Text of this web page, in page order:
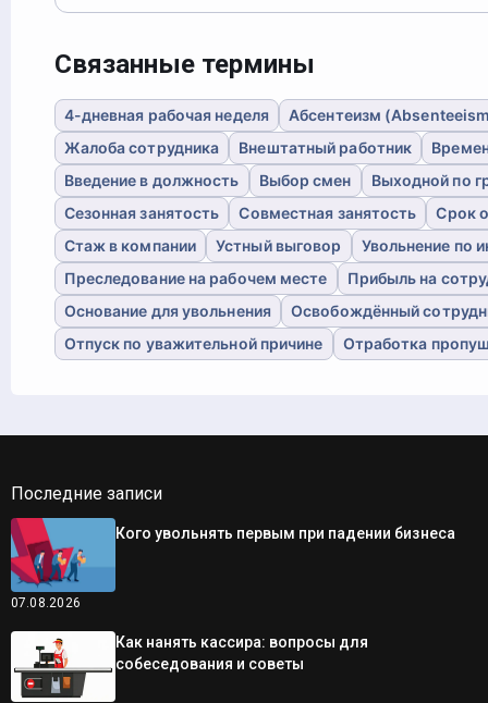
Связанные термины
4-дневная рабочая неделя
Абсентеизм
Жалоба сотрудника
Внештатный работник
Введение в должность
Выбор смен
Выходной по
Сезонная занятость
Совместная занятость
Срок
Стаж в компании
Устный выговор
Увольнение по
Преследование на рабочем месте
Прибыль на
Основание для увольнения
Освобождённый
Отпуск по уважительной причине
Отработка
Последние записи
07.08.2026
Кого увольнять первым при падении бизнеса
Как нанять кассира: вопросы для
собеседования и советы